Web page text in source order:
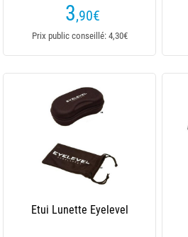
3,90€
Prix public conseillé: 4,30€
Etui Lunette Eyelevel